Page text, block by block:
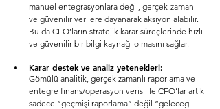
manuel entegrasyonlara değil, gerçek-zamanlı
ve güvenilir verilere dayanarak aksiyon alabilir.
Bu da CFO’ların stratejik karar süreçlerinde hızlı
ve güvenilir bir bilgi kaynağı olmasını sağlar.
Karar destek ve analiz yetenekleri:
Gömülü analitik, gerçek zamanlı raporlama ve
entegre finans/operasyon verisi ile CFO’lar artık
sadece “geçmişi raporlama” değil “geleceği